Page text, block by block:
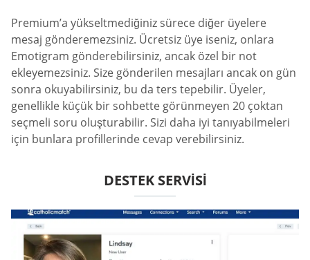
Premium’a yükseltmediğiniz sürece diğer üyelere
mesaj gönderemezsiniz. Ücretsiz üye iseniz, onlara
Emotigram gönderebilirsiniz, ancak özel bir not
ekleyemezsiniz. Size gönderilen mesajları ancak on gün
sonra okuyabilirsiniz, bu da ters tepebilir. Üyeler,
genellikle küçük bir sohbette görünmeyen 20 çoktan
seçmeli soru oluşturabilir. Sizi daha iyi tanıyabilmeleri
için bunlara profillerinde cevap verebilirsiniz.
DESTEK SERVISI